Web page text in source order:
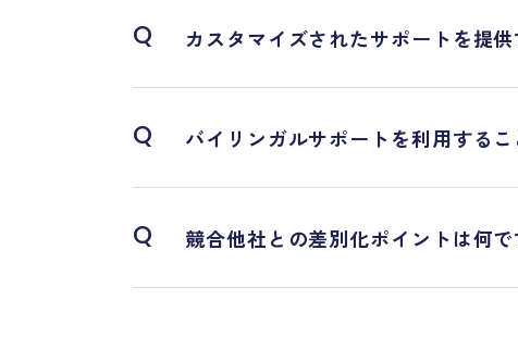
Q カスタマイズされたサポートを提
Q バイリンガルサポートを利用する
Q 競合他社との差別化ポイントは何で